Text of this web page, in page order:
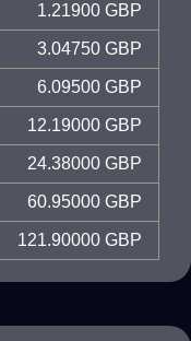
1.21900 GBP
3.04750 GBP
6.09500 GBP
12.19000 GBP
24.38000 GBP
60.95000 GBP
121.90000 GBP